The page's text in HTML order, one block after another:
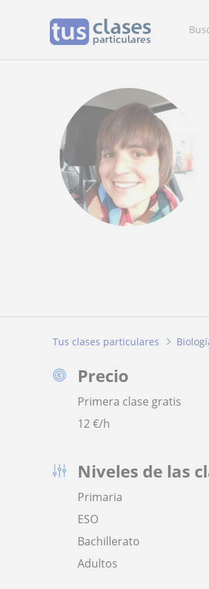
Tus clases particulares
Precio
Primera clase gratis
12€/h
Niveles de las
Primaria
ESO
Bachillerato
Adultos